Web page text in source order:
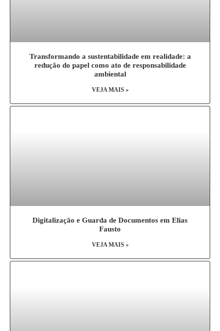
Transformando a sustentabilidade em realidade: a
redução do papel como ato de responsabilidade
ambiental
VEJA MAIS »
Digitalização e Guarda de Documentos em Elias
Fausto
VEJA MAIS »